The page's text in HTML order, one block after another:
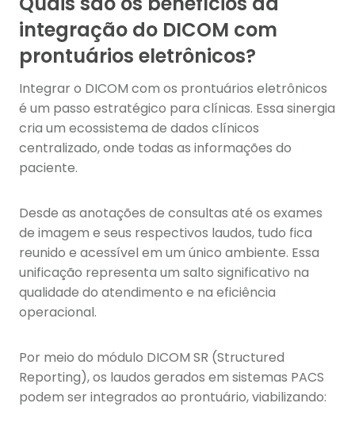
integração do DICOM com
prontuários eletrônicos?
Integrar o DICOM com os prontuários eletrônicos
é um passo estratégico para clínicas. Essa sinergia
cria um ecossistema de dados clínicos
centralizado, onde todas as informações do
paciente.
Desde as anotações de consultas até os exames
de imagem e seus respectivos laudos, tudo fica
reunido e acessível em um único ambiente. Essa
unificação representa um salto significativo na
qualidade do atendimento e na eficiência
operacional.
Por meio do módulo DICOM SR (Structured
Reporting), os laudos gerados em sistemas PACS
podem ser integrados ao prontuário, viabilizando: